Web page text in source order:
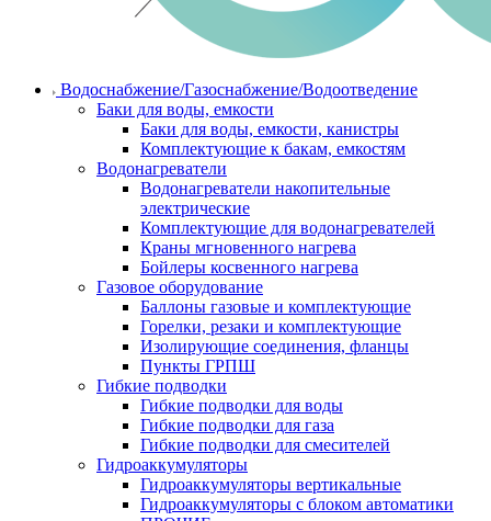
Водоснабжение/Газоснабжение/Водоотведение
Баки для воды, емкости
Баки для воды, емкости, канистры
Комплектующие к бакам, емкостям
Водонагреватели
Водонагреватели накопительные
электрические
Комплектующие для водонагревателей
Краны мгновенного нагрева
Бойлеры косвенного нагрева
Газовое оборудование
Баллоны газовые и комплектующие
Горелки, резаки и комплектующие
Изолирующие соединения, фланцы
Пункты ГРПШ
Гибкие подводки
Гибкие подводки для воды
Гибкие подводки для газа
Гибкие подводки для смесителей
Гидроаккумуляторы
Гидроаккумуляторы вертикальные
Гидроаккумуляторы с блоком автоматики